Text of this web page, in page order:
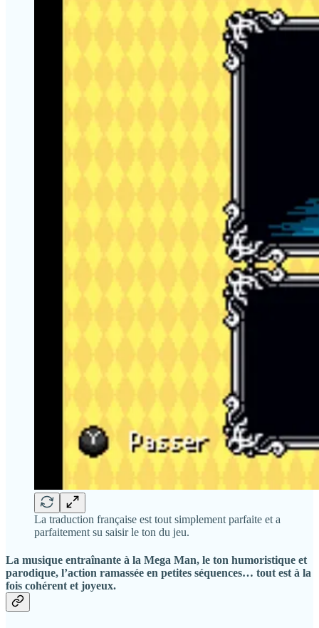
La traduction française est tout simplement parfaite et a
parfaitement su saisir le ton du jeu.
La musique entraînante à la Mega Man, le ton humoristique et
parodique, l’action ramassée en petites séquences… tout est à la
fois cohérent et joyeux.